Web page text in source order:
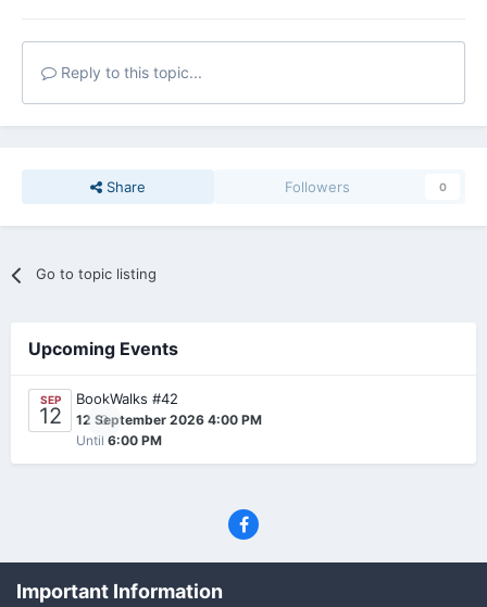
Reply to this topic...
Share Followers 0
Go to topic listing
Upcoming Events
SEP
12 0
BookWalks #42
12 September 2026 4:00 PM
Until 6:00 PM
(C) SFF.gr, All rights reserved
Important Information